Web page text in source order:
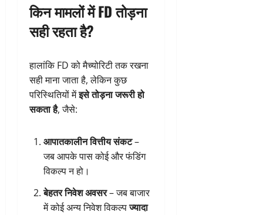
किन मामलों में FD तोड़ना
सही रहता है?
हालांकि FD को मैच्योरिटी तक रखना
सही माना जाता है, लेकिन कुछ
परिस्थितियों मेंइसे तोड़ना जरूरी हो
सकता है, जैसे:
आपातकालीन वित्तीय संकट–
जब आपके पास कोई और फंडिंग
विकल्प न हो।
बेहतर निवेश अवसर– जब बाजार
में कोई अन्य निवेश विकल्पज्यादा